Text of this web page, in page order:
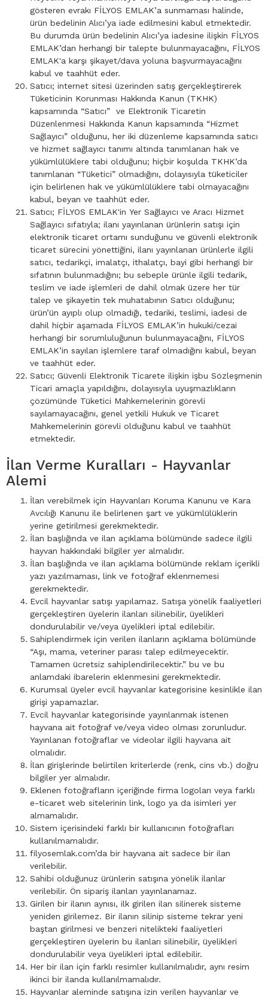
gösteren evrakı FİLYOS EMLAK’a sunmaması halinde,
ürün bedelinin Alıcı’ya iade edilmesini kabul etmektedir.
Bu durumda ürün bedelinin Alıcı’ya iadesine ilişkin FİLYOS
EMLAK’dan herhangi bir talepte bulunmayacağını, FİLYOS
EMLAK'a karşı şikayet/dava yoluna başvurmayacağını
kabul ve taahhüt eder.
Satıcı; internet sitesi üzerinden satış gerçekleştirerek
Tüketicinin Korunması Hakkında Kanun (TKHK)
kapsamında “Satıcı” ve Elektronik Ticaretin
Düzenlenmesi Hakkında Kanun kapsamında “Hizmet
Sağlayıcı” olduğunu, her iki düzenleme kapsamında satıcı
ve hizmet sağlayıcı tanımı altında tanımlanan hak ve
yükümlülüklere tabi olduğunu; hiçbir koşulda TKHK’da
tanımlanan “Tüketici” olmadığını, dolayısıyla tüketiciler
için belirlenen hak ve yükümlülüklere tabi olmayacağını
kabul, beyan ve taahhüt eder.
Satıcı; FİLYOS EMLAK'in Yer Sağlayıcı ve Aracı Hizmet
Sağlayıcı sıfatıyla; ilanı yayınlanan ürünlerin satışı için
elektronik ticaret ortamı sunduğunu ve güvenli elektronik
ticaret sürecini yönettiğini, ilanı yayınlanan ürünlerle ilgili
satıcı, tedarikçi, imalatçı, ithalatçı, bayi gibi herhangi bir
sıfatının bulunmadığını; bu sebeple ürünle ilgili tedarik,
teslim ve iade işlemleri de dahil olmak üzere her tür
talep ve şikayetin tek muhatabının Satıcı olduğunu;
ürün’ün ayıplı olup olmadığı, tedariki, teslimi, iadesi de
dahil hiçbir aşamada FİLYOS EMLAK’in hukuki/cezai
herhangi bir sorumluluğunun bulunmayacağını, FİLYOS
EMLAK’in sayılan işlemlere taraf olmadığını kabul, beyan
ve taahhüt eder.
Satıcı; Güvenli Elektronik Ticarete ilişkin işbu Sözleşmenin
Ticari amaçla yapıldığını, dolayısıyla uyuşmazlıkların
çözümünde Tüketici Mahkemelerinin görevli
sayılamayacağını, genel yetkili Hukuk ve Ticaret
Mahkemelerinin görevli olduğunu kabul ve taahhüt
etmektedir.
İlan Verme Kuralları - Hayvanlar
Alemi
İlan verebilmek için Hayvanları Koruma Kanunu ve Kara
Avcılığı Kanunu ile belirlenen şart ve yükümlülüklerin
yerine getirilmesi gerekmektedir.
İlan başlığında ve ilan açıklama bölümünde sadece ilgili
hayvan hakkındaki bilgiler yer almalıdır.
İlan başlığında ve ilan açıklama bölümünde reklam içerikli
yazı yazılmaması, link ve fotoğraf eklenmemesi
gerekmektedir.
Evcil hayvanlar satışı yapılamaz. Satışa yönelik faaliyetleri
gerçekleştiren üyelerin ilanları silinebilir, üyelikleri
dondurulabilir ve/veya üyelikleri iptal edilebilir.
Sahiplendirmek için verilen ilanların açıklama bölümünde
“Aşı, mama, veteriner parası talep edilmeyecektir.
Tamamen ücretsiz sahiplendirilecektir.” bu ve bu
anlamdaki ibarelerin eklenmesini gerekmektedir.
Kurumsal üyeler evcil hayvanlar kategorisine kesinlikle ilan
girişi yapamazlar.
Evcil hayvanlar kategorisinde yayınlanmak istenen
hayvana ait fotoğraf ve/veya video olması zorunludur.
Yayınlanan fotoğraflar ve videolar ilgili hayvana ait
olmalıdır.
İlan girişlerinde belirtilen kriterlerde (renk, cins vb.) doğru
bilgiler yer almalıdır.
Eklenen fotoğrafların içeriğinde firma logoları veya farklı
e-ticaret web sitelerinin link, logo ya da isimleri yer
almamalıdır.
Sistem içerisindeki farklı bir kullanıcının fotoğrafları
kullanılmamalıdır.
filyosemlak.com’da bir hayvana ait sadece bir ilan
verilebilir.
Sahibi olduğunuz ürünlerin satışına yönelik ilanlar
verilebilir. Ön sipariş ilanları yayınlanamaz.
Girilen bir ilanın aynısı, ilk girilen ilan silinerek sisteme
yeniden girilemez. Bir ilanın silinip sisteme tekrar yeni
baştan girilmesi ve benzeri nitelikteki faaliyetleri
gerçekleştiren üyelerin bu ilanları silinebilir, üyelikleri
dondurulabilir veya üyelikleri iptal edilebilir.
Her bir ilan için farklı resimler kullanılmalıdır, aynı resim
ikinci bir ilanda kullanılmamalıdır.
Hayvanlar aleminde satışına izin verilen hayvanlar ve